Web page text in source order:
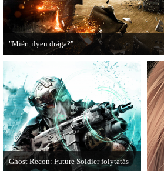
"Miért ilyen drága?"
A PC Guru utánajárt, miért kerülnek olyan
Ghost Recon: Future Soldier folytatás